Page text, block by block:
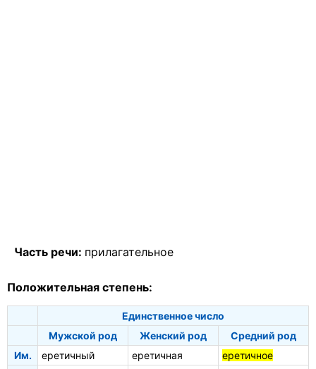
Часть речи: прилагательное
Положительная степень:
Единственное число
Мужской род
Женский род
Средний род
Им.
еретичный еретичная
еретичное